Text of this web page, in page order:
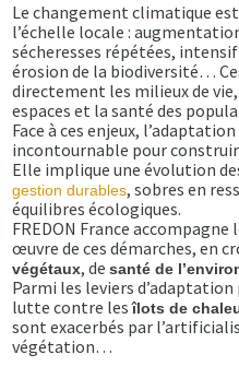
Le changement climatique
l’échelle locale :
sécheresses répétées,
érosion de la biodiversité…
directement les milieux de
espaces et la santé des
Face à ces enjeux,
incontournable pour
Elle implique une évolution
gestion durables, sobres en
équilibres écologiques.
FREDON France accompagne
œuvre de ces démarches, en
végétaux, desanté de
Parmi les leviers
lutte contre lesîlots de
sont exacerbés par
végétation…